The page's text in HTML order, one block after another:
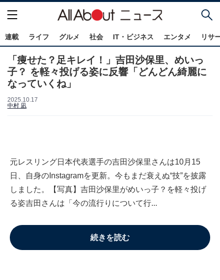
連載 ライフ グルメ 社会 IT・ビジネス エンタメ リサ
「痩せた？足キレイ！」吉田沙保里、めいっ
子？ を軽々投げる姿に反響「どんどん綺麗に
なっていくね」
2025.10.17
中村 凪
元レスリング日本代表選手の吉田沙保里さんは10月15
日、自身のInstagramを更新。今もまだ衰えぬ“技”を披露
しました。【写真】吉田沙保里がめいっ子？を軽々投げ
る姿吉田さんは「今の流行りについて行...
続きを読む